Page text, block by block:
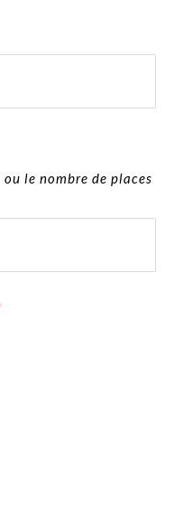
ou le nombre de places